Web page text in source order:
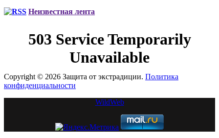
Неизвестная лента
Copyright © 2026 Защита от экстрадиции. Политика
конфиденциальности
WildWeb